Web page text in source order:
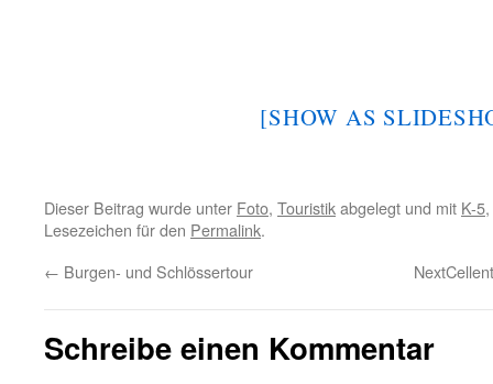
[SHOW AS
Dieser Beitrag wurde unter Foto, Touristikabgelegt und mit K-5,
Lesezeichen für den Permalink.
← Burgen- und Schlössertour
Schreibe einen Kommentar